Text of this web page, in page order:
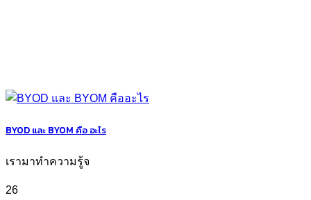
BYOD และ BYOM คือ อะไร
เรามาทำความรู้จ
26